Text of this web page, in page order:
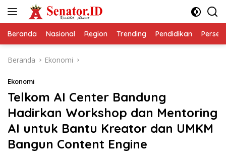
Beranda Nasional Region Trending Pendidikan
Beranda Ekonomi
Ekonomi
Telkom AI Center Bandung
Hadirkan Workshop dan Mentoring
AI untuk Bantu Kreator dan UMKM
Bangun Content Engine